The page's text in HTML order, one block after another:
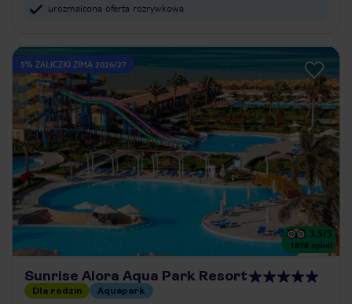
urozmaicona oferta rozrywkowa
5% ZALICZKI ZIMA 2026/27
3.5/5
1838 opinii
Sunrise Alora Aqua Park Resort
Dla rodzin Aquapark